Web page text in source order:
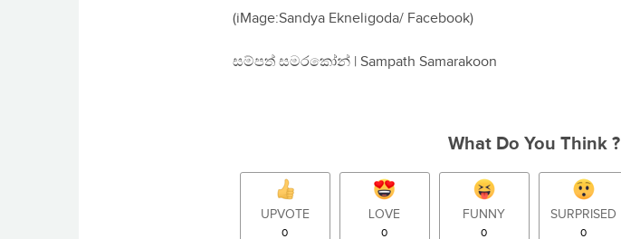
(iMage:Sandya Ekneligoda/ Facebook)
සම්පත් සමරකෝන් | Sampath Samarakoon
What Do You Think ?
UPVOTE
0
LOVE
0
FUNNY
0
SURPRISED
0